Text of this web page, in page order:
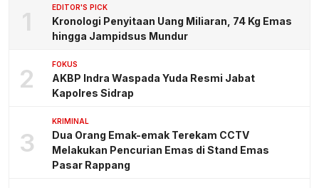
1 EDITOR'S PICK
Kronologi Penyitaan Uang Miliaran, 74 Kg Emas
hingga Jampidsus Mundur
2 FOKUS
AKBP Indra Waspada Yuda Resmi Jabat
Kapolres Sidrap
3
KRIMINAL
Dua Orang Emak-emak Terekam CCTV
Melakukan Pencurian Emas di Stand Emas
Pasar Rappang